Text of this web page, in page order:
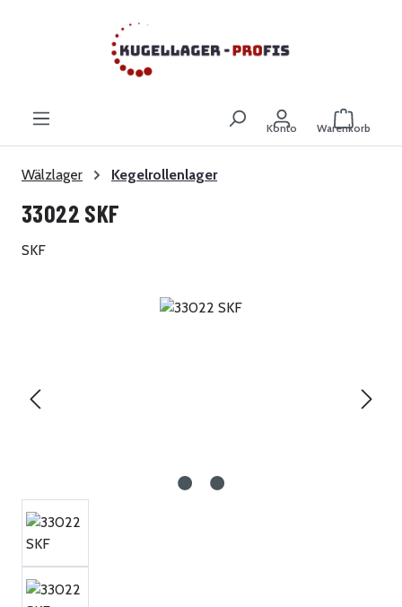
Zum Hauptinhalt springen
Konto Warenkorb
Wälzlager Kegelrollenlager
33022 SKF
SKF
Bildergalerie überspringen